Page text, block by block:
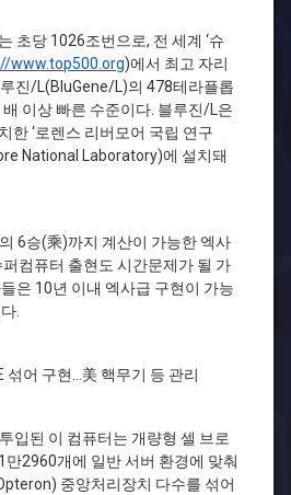
초당 1026조번으로, 전 세계 ‘슈
www.top500.org)에서 최고 자리
진/L(BluGene/L)의 478테라플롭
이상 빠른 수준이다. 블루진/L은
한 ‘로렌스 리버모어 국립 연구
National Laboratory)에 설치돼
6승(乘)까지 계산이 가능한 엑사
컴퓨터 출현도 시간문제가 될 가
은 10년 이내 엑사급 구현이 가능
.
섞어 구현…美 핵무기 등 관리
입된 이 컴퓨터는 개량형 셀 브로
만2960개에 일반 서버 환경에 맞춰
중앙처리장치 다수를 섞어